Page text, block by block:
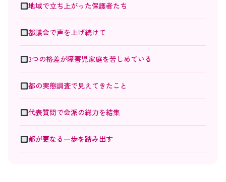
地域で立ち上がった保護者たち
都議会で声を上げ続けて
3つの格差が障害児家庭を苦しめている
都の実態調査で見えてきたこと
代表質問で会派の総力を結集
都が更なる一歩を踏み出す